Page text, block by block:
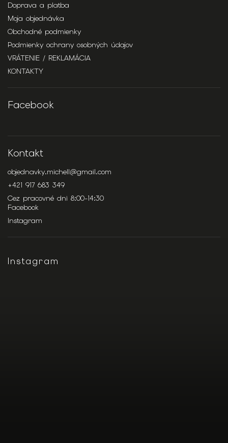
Doprava a platba
Moja objednávka
Obchodné podmienky
Podmienky ochrany osobných údajov
VRÁTENIE / REKLAMÁCIA
KONTAKTY
Facebook
Kontakt
objednavky.michell@gmail.com
+421 917 683 349
Cez pracovné dni 8:00-14:30
Facebook
Instagram
Instagram